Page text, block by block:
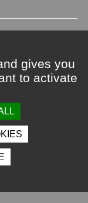
gives you
to activate